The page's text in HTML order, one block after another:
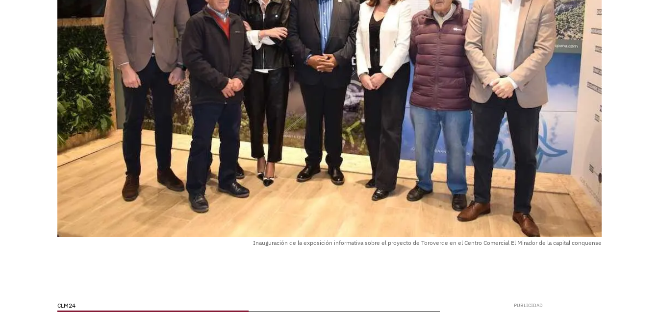
Inauguración de la exposición informativa sobre el proyecto de Toroverde en el Centro Comercial El Mirador de la capital conquense
CLM24